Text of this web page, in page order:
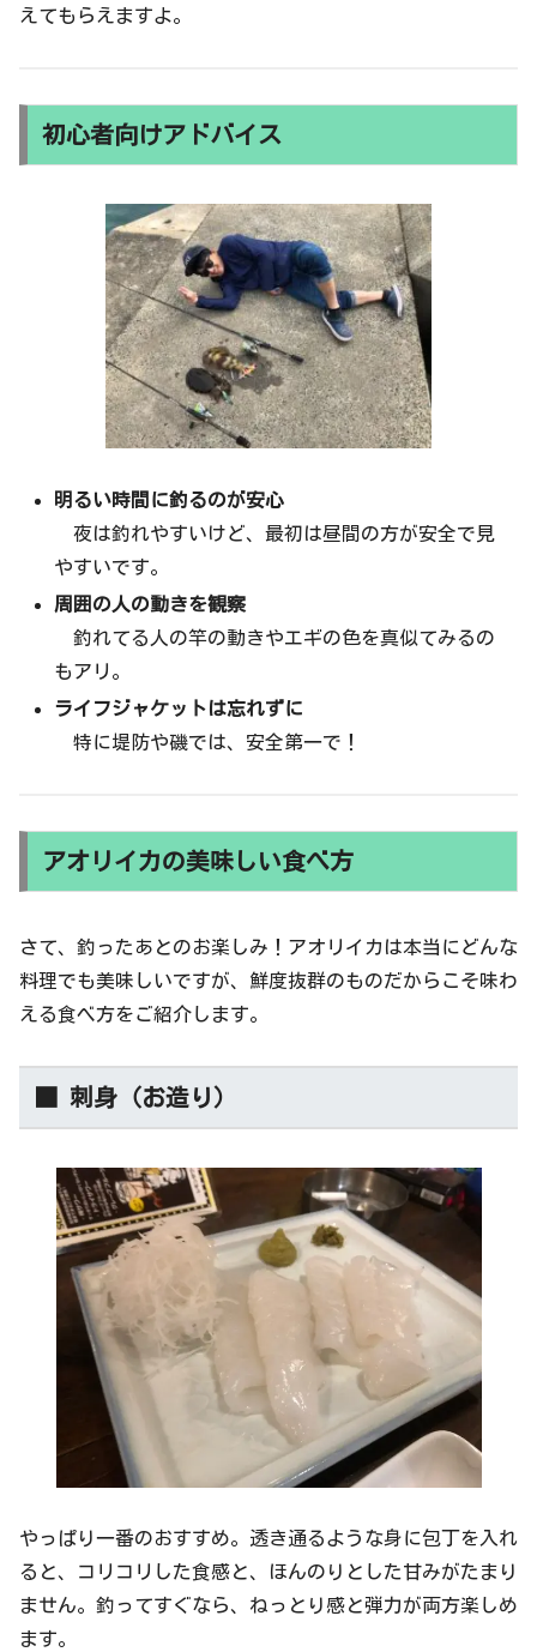
えてもらえますよ。
初心者向けアドバイス
明るい時間に釣るのが安心
夜は釣れやすいけど、最初は昼間の方が安全で見
やすいです。
周囲の人の動きを観察
釣れてる人の竿の動きやエギの色を真似てみるの
もアリ。
ライフジャケットは忘れずに
特に堤防や磯では、安全第一で！
アオリイカの美味しい食べ方
さて、釣ったあとのお楽しみ！アオリイカは本当にどんな
料理でも美味しいですが、鮮度抜群のものだからこそ味わ
える食べ方をご紹介します。
■ 刺身（お造り）
やっぱり一番のおすすめ。透き通るような身に包丁を入れ
ると、コリコリした食感と、ほんのりとした甘みがたまり
ません。釣ってすぐなら、ねっとり感と弾力が両方楽しめ
ます。